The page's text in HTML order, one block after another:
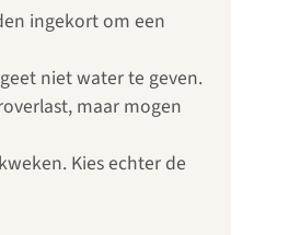
ingekort om een
niet water te geven.
maar mogen
Kies echter de